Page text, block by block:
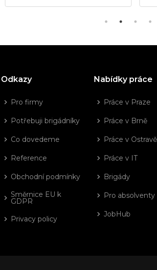
Odkazy
Pro firmy
Potřebuji brigádníky
Co dovedeme
Reference
Obchodní podmínky
Směrnice EU k
GDPR
Privacy policy
Nabídky práce
Práce v Praze
Práce v Brně
Práce v Ostravě
Práce v IT
Brigády
Pro absolventy
JobHub